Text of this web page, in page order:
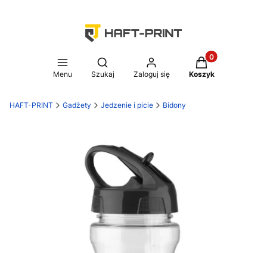
Menu
Otwórz wyszukiwarkę
Szukaj Zaloguj się
Produkty w
Koszyk
HAFT-PRINT Gadżety Jedzenie i picie Bidony